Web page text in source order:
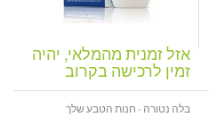
אזל זמנית מהמלאי, יהיה
זמין לרכישה בקרוב
בלה נטורה - חנות הטבע שלך